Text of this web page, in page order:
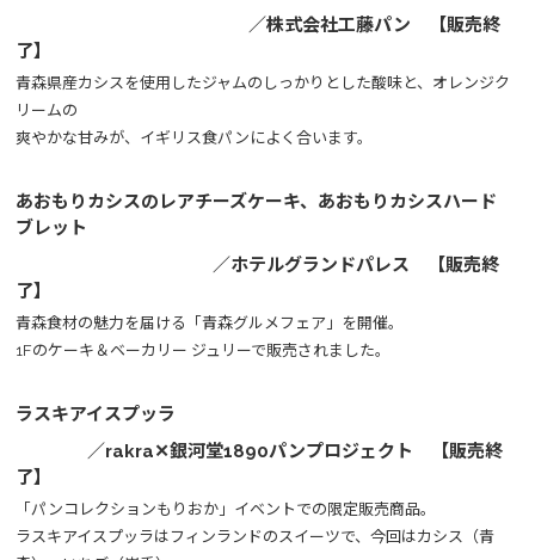
／株式会社工藤パン 【販売終
了】
青森県産カシスを使用したジャムのしっかりとした酸味と、オレンジク
リームの
爽やかな甘みが、イギリス食パンによく合います。
あおもりカシスのレアチーズケーキ、あおもりカシスハード
ブレット
／ホテルグランドパレス 【販売終
了】
青森食材の魅力を届ける「青森グルメフェア」を開催。
1Fのケーキ＆ベーカリー ジュリーで販売されました。
ラスキアイスプッラ
／rakra✕銀河堂1890パンプロジェクト 【販売終
了】
「パンコレクションもりおか」イベントでの限定販売商品。
ラスキアイスプッラはフィンランドのスイーツで、今回はカシス（青